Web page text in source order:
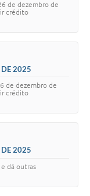
de dezembro de
crédito
DE 2025
de dezembro de
crédito
DE 2025
dá outras